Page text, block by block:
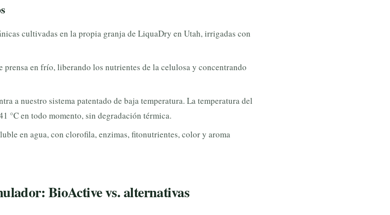
cultivadas en la propia granja de LiquaDry en Utah, irrigadas con
en frío, liberando los nutrientes de la celulosa y concentrando
a nuestro sistema patentado de baja temperatura. La temperatura del
°C en todo momento, sin degradación térmica.
en agua, con clorofila, enzimas, fitonutrientes, color y aroma
BioActive vs. alternativas